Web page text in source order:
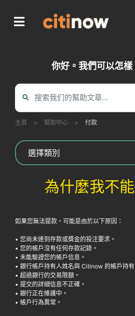
content
你好。我們可以怎樣
主頁 > 幫助中心 > 付款
為什麼我不
如果您無法提款，可能是由於以下原因：
• 您尚未達到存款或獎金的投注要求。
• 您的帳戶沒有任何存款記錄。
• 未能驗證您的帳戶信息。
• 銀行帳戶持有人姓名與 Citinow 的帳戶持有
• 超過銀行的交易限額。
• 提交的詳細信息不正確。
• 銀行正在維護中。
• 帳戶行為異常。